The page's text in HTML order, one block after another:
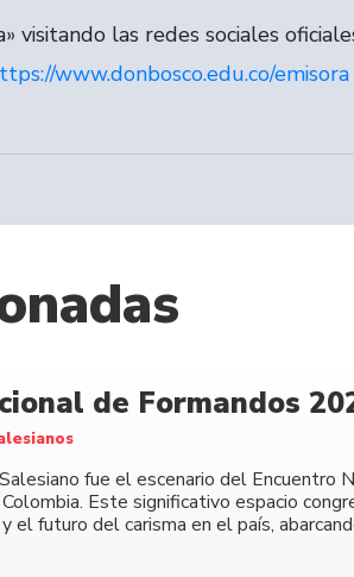
visitando las redes sociales
www.donbosco.edu.co/emisora
de Formandos
fue el escenario del Encuentro
Este significativo espacio
el futuro del carisma en el país,